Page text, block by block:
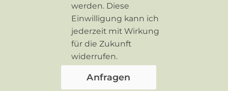
werden. Diese
Einwilligung kann ich
jederzeit mit Wirkung
für die Zukunft
widerrufen.